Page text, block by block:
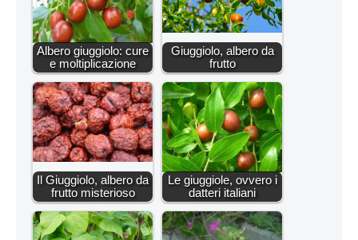
Albero giuggiolo: cure
e moltiplicazione
Giuggiolo, albero da
frutto
Il Giuggiolo, albero da
frutto misterioso
Le giuggiole, ovvero i
datteri italiani